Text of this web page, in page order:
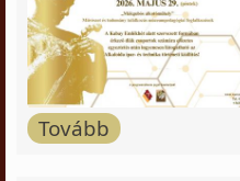
Tovább